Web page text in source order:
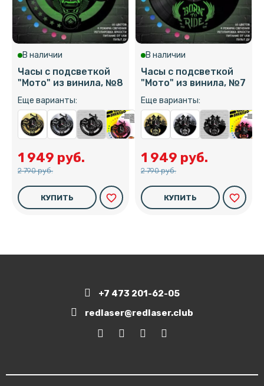
В наличии
Часы с подсветкой
"Мото" из винила, №8
Еще варианты:
1 949 руб.
2 790 руб.
КУПИТЬ favorite_border
В наличии
Часы с подсветкой
"Мото" из винила, №7
Еще варианты:
1 949 руб.
2 790 руб.
КУПИТЬ favorite_border
+7 473 201-62-05
redlaser@redlaser.club